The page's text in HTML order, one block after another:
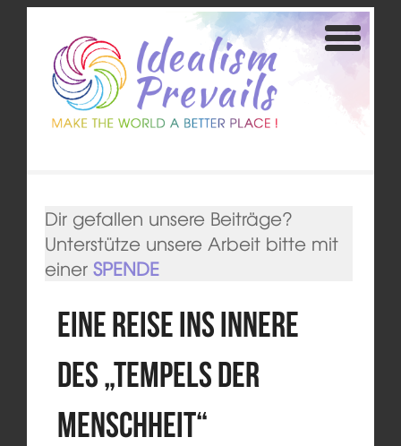
Dir gefallen unsere Beiträge?
Unterstütze unsere Arbeit bitte mit
einer SPENDE
Eine Reise ins Innere
des „Tempels der
Menschheit“